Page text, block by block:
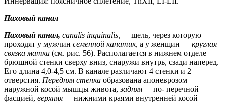
Паховый канал
Паховый канал, canalis inguinalis, —щель, через которую
проходят у мужчин семенной канатик, а у женщин — круглая
связка матки (см. рис. 56). Располагается в нижнем отделе
брюшной стенки сверху вниз, снаружи внутрь, сзади наперед.
Его длина 4,0-4,5 см. В канале различают 4 стенки и 2
отверстия. Передняя стенка образована апоневрозом
наружной косой мышцы живота,задняя —по- перечной
фасцией, верхняя —нижними краями внутренней косой